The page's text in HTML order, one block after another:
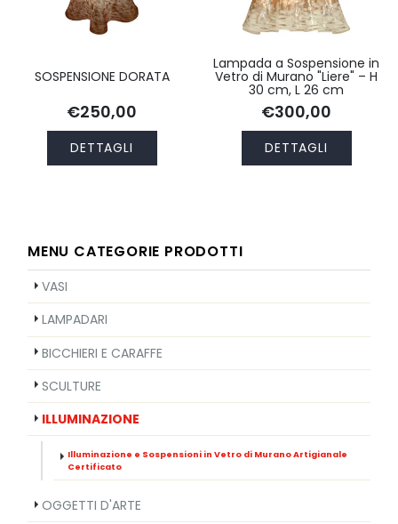
SOSPENSIONE DORATA
€250,00
DETTAGLI
Lampada a Sospensione in
Vetro di Murano "Liere" – H
30 cm, L 26 cm
€300,00
DETTAGLI
MENU CATEGORIE PRODOTTI
VASI
LAMPADARI
BICCHIERI E CARAFFE
SCULTURE
ILLUMINAZIONE
Illuminazione e Sospensioni in Vetro di Murano Artigianale
Certificato
OGGETTI D'ARTE